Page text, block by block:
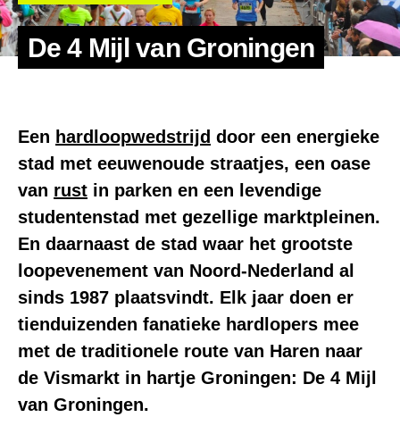
De 4 Mijl van Groningen
Een hardloopwedstrijd door een energieke
stad met eeuwenoude straatjes, een oase
van rust in parken en een levendige
studentenstad met gezellige marktpleinen.
En daarnaast de stad waar het grootste
loopevenement van Noord-Nederland al
sinds 1987 plaatsvindt. Elk jaar doen er
tienduizenden fanatieke hardlopers mee
met de traditionele route van Haren naar
de Vismarkt in hartje Groningen: De 4 Mijl
van Groningen.